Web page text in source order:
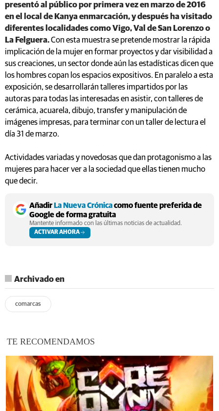
presentó al público por primera vez en marzo de 2016
en el local de Kanya enmarcación, y después ha visitado
diferentes localidades como Vigo, Val de San Lorenzo o
La Felguera.Con esta muestra se pretende mostrar la rápida
implicación de la mujer en formar proyectos y dar visibilidad a
sus creaciones, un sector donde aún las estadísticas dicen que
los hombres copan los espacios expositivos. En paralelo a esta
exposición, se desarrollarán talleres impartidos por las
autoras para todas las interesadas en asistir, con talleres de
cerámica, acuarela, dibujo, transfer y manipulación de
imágenes impresas, para terminar con un taller de lectura el
día 31 de marzo.
Actividades variadas y novedosas que dan protagonismo a las
mujeres para hacer ver a la sociedad que ellas tienen mucho
que decir.
AñadirLa Nueva Crónicacomo fuente preferida de
Google de forma gratuita
Mantente informado con las últimas noticias de actualidad.
ACTIVAR AHORA
Archivado en
comarcas
TE RECOMENDAMOS